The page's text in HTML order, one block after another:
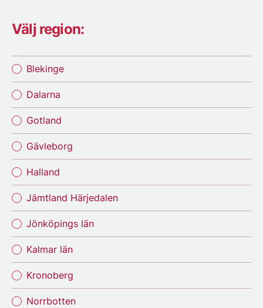
Välj region:
Blekinge
Dalarna
Gotland
Gävleborg
Halland
Jämtland Härjedalen
Jönköpings län
Kalmar län
Kronoberg
Norrbotten